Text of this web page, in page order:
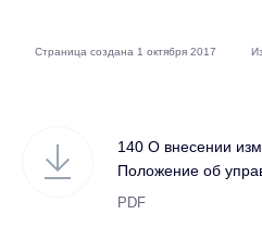
140 О внесении
Положение об
PDF
Страница создана 1 октября 2017